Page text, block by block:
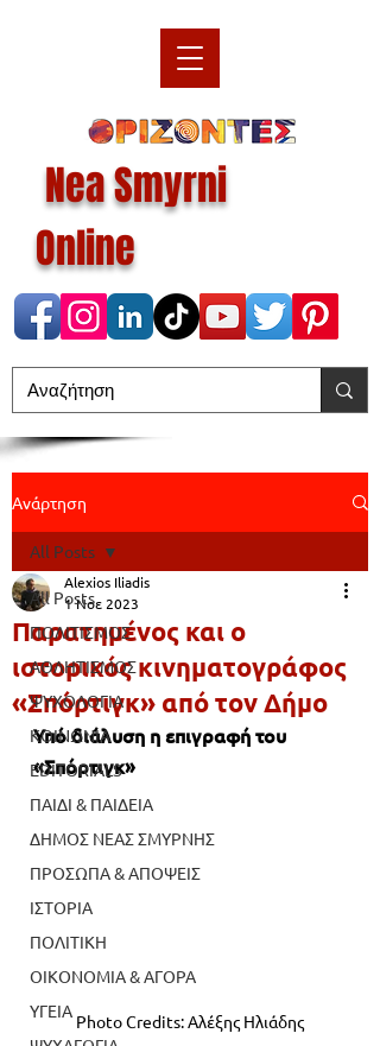
Nea Smyrni
Online
Ανάρτηση
All Posts
ΠΟΛΙΤΙΣΜΟΣ
ΑΘΛΗΤΙΣΜΟΣ
ΨΥΧΟΛΟΓΙΑ
ΚΟΙΝΩΝΙΑ
EDITORIALS
ΠΑΙΔΙ & ΠΑΙΔΕΙΑ
ΔΗΜΟΣ ΝΕΑΣ ΣΜΥΡΝΗΣ
ΠΡΟΣΩΠΑ & ΑΠΟΨΕΙΣ
ΙΣΤΟΡΙΑ
ΠΟΛΙΤΙΚΗ
ΟΙΚΟΝΟΜΙΑ & ΑΓΟΡΑ
ΥΓΕΙΑ
All Posts
Παρατημένος και ο
ιστορικός κινηματογράφος
«Σπόρτιγκ» από τον Δήμο
Alexios Iliadis
1 Νοε 2023
Υπό διάλυση η επιγραφή του
«Σπόρτιγκ»
Photo Credits: Αλέξης Ηλιάδης